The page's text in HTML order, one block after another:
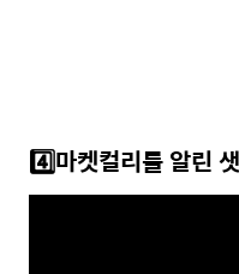
4️⃣마켓컬리를알린